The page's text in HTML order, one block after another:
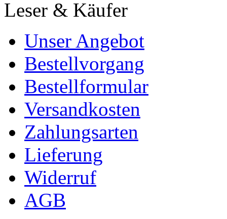
Leser & Käufer
Unser Angebot
Bestellvorgang
Bestellformular
Versandkosten
Zahlungsarten
Lieferung
Widerruf
AGB